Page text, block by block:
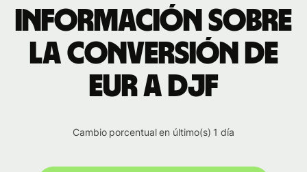
Información sobre
la conversión de
EUR a DJF
Cambio porcentual en último(s) 1 día